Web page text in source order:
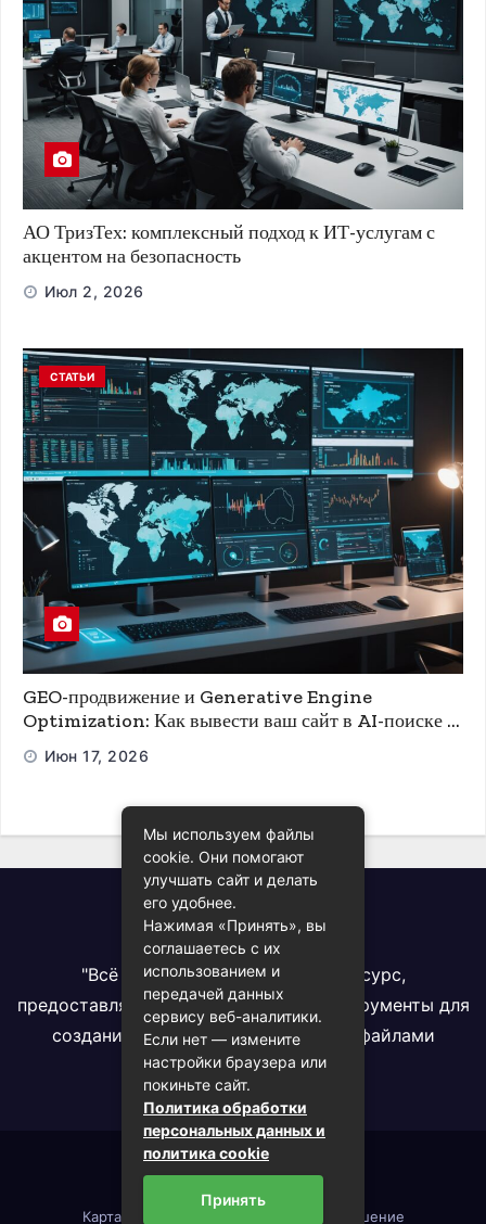
АО ТризТех: комплексный подход к ИТ-услугам с
акцентом на безопасность
Июл 2, 2026
СТАТЬИ
GEO-продвижение и Generative Engine
Optimization: Как вывести ваш сайт в AI-поиске и
ChatGPT
Июн 17, 2026
Всё про PDF
"Всё про PDF" - комплексный ресурс,
предоставляющий информацию и инструменты для
создания, конвертации и работы с файлами
формата PDF
Карта сайта Пользовательское соглашение
Мы используем файлы
cookie. Они помогают
улучшать сайт и делать
его удобнее.
Нажимая «Принять», вы
соглашаетесь с их
использованием и
передачей данных
сервису веб-аналитики.
Если нет — измените
настройки браузера или
покиньте сайт.
Политика обработки
персональных данных и
политика cookie
Принять